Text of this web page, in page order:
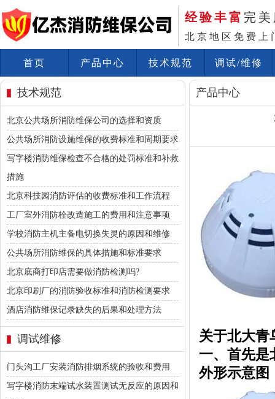
经验丰富 完
北京地区免费上
首页 产品中心 技术规范 调试/维修
技术规范
北京公共场所消防维保公司的选择和资质
公共场所消防设施维保的收费标准和周期要求
写字楼消防维保检查不合格的处罚标准和补救
措施
北京科技园消防评估的收费标准和工作流程
工厂室外消防栓改造施工的费用和注意事项
学校消防主机主备电切换失灵的原因和维修
公共场所消防维保的具体措施和标准要求
北京底商打印店需要做消防检测吗?
北京印刷厂的消防验收标准和消防检测要求
酒店消防维保记录缺失的后果和处理方法
调试维修
门头沟工厂安装消防排烟系统的验收和费用
写字楼消防末端试水装置测试无反应的原因和
产品中心
关于北大青
一、首先是
外形示意图